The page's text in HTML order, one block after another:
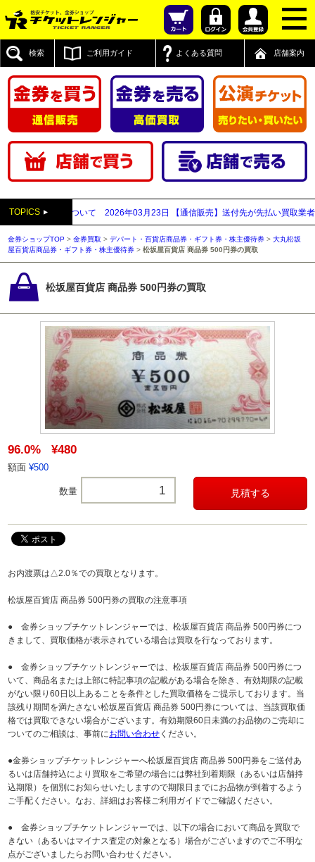
検索 ご利用ガイド よくある質問 店舗案内
TOPICS
西口店について 2026年03月23日 【通信販売】送付先が先払い買取業者と思
金券ショップTOP >金券買取 >デパート・百貨店商品券・ギフト券・株主優待券 >大丸松坂
屋百貨店商品券・ギフト券・株主優待券 >松坂屋百貨店 商品券 500円券の買取
松坂屋百貨店 商品券 500円券の買取
96.0% ¥480
額面 ¥500
数量
お内渡票は△2.0％での買取となります。
松坂屋百貨店 商品券 500円券の買取の注意事項
● 金券ショップチケットレンジャーでは、松坂屋百貨店 商品券 500円券につ
きまして、買取価格が表示されている場合は買取を行なっております。
● 金券ショップチケットレンジャーでは、松坂屋百貨店 商品券 500円券につ
いて、商品名または上部に特記事項の記載がある場合を除き、有効期限の記載
がない限り60日以上あることを条件とした買取価格をご提示しております。当
該残り期間を満たさない松坂屋百貨店 商品券 500円券については、当該買取価
格では買取できない場合がございます。有効期限60日未満のお品物のご売却に
ついてのご相談は、事前にお問い合わせ ください。
●金券ショップチケットレンジャーへ松坂屋百貨店 商品券 500円券をご送付あ
るいは店舗持込により買取をご希望の場合には弊社到着期限（あるいは店舗持
込期限）を個別にお知らせいたしますので期限日までにお品物が到着するよう
ご手配ください。なお、詳細はお客様ご利用ガイドでご確認ください。
● 金券ショップチケットレンジャーでは、以下の場合において商品を買取で
きない（あるいはマイナス査定の対象となる）場合がございますのでご不明な
点がございましたらお問い合わせください。